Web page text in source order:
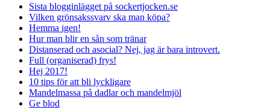
Sista blogginlägget på sockertjocken.se
Vilken grönsakssvarv ska man köpa?
Hemma igen!
Hur man blir en sån som tränar
Distanserad och asocial? Nej, jag är bara introvert.
Full (organiserad) frys!
Hej 2017!
10 tips för att bli lyckligare
Mandelmassa på dadlar och mandelmjöl
Ge blod